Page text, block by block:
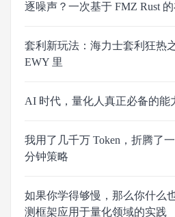
逐噪声？一次基于 FMZ Rust
套利新玩法：海力士套利狂热
EWY 里
AI 时代，量化人真正必备的能
我用了几千万 Token，折腾了
分钟策略
如果你学得够慢，那么你什么
测框架应用于量化领域的实践